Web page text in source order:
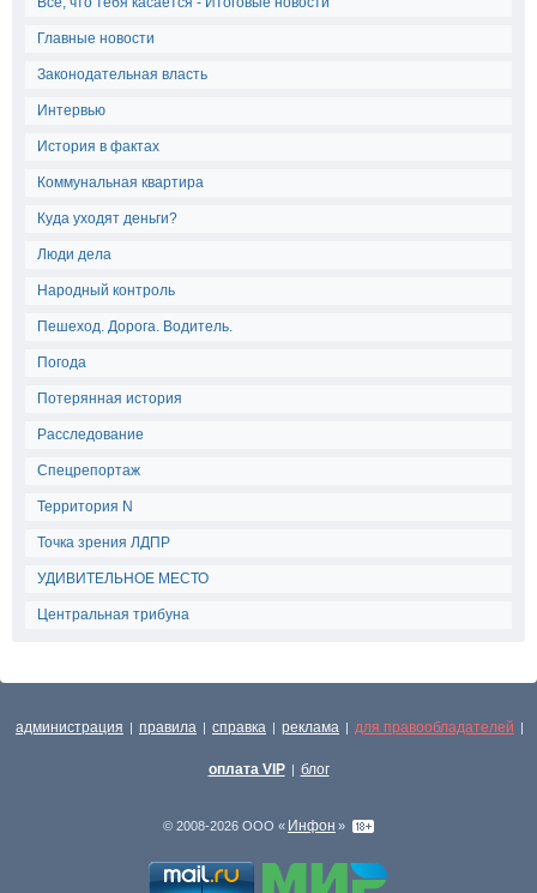
Главные новости
Законодательная власть
Интервью
История в фактах
Коммунальная квартира
Куда уходят деньги?
Люди дела
Народный контроль
Пешеход. Дорога. Водитель.
Погода
Потерянная история
Расследование
Спецрепортаж
Территория N
Точка зрения ЛДПР
УДИВИТЕЛЬНОЕ МЕСТО
Центральная трибуна
администрация | правила | справка | реклама | для правообладателей |
оплата VIP | блог
© 2008-2026 ООО « Инфон »